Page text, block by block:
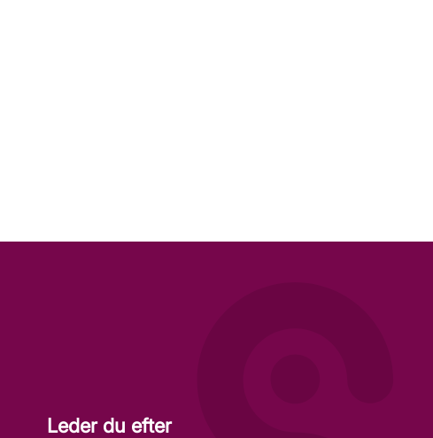
Leder du efter